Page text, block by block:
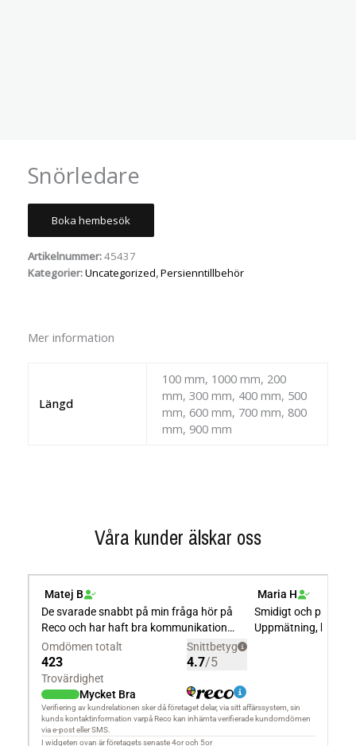
Snörledare
Boka hembesök
Artikelnummer:45437
Kategorier:Uncategorized,Persienntillbehör
Mer information
Längd
100 mm, 1000 mm, 200
mm, 300 mm, 400 mm, 500
mm, 600 mm, 700 mm, 800
mm, 900 mm
Våra kunder älskar oss